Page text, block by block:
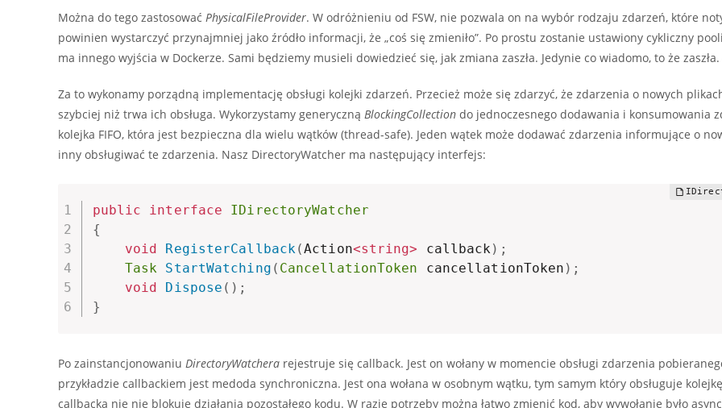
Można do tego zastosować PhysicalFileProvider. W odróżnieniu od FSW, nie pozwala on na wybór rodzaju zdarzeń, które
powinien wystarczyć przynajmniej jako źródło informacji, że „coś się zmieniło”. Po prostu zostanie ustawiony cykliczny
ma innego wyjścia w Dockerze. Sami będziemy musieli dowiedzieć się, jak zmiana zaszła. Jedynie co wiadomo, to że
Za to wykonamy porządną implementację obsługi kolejki zdarzeń. Przecież może się zdarzyć, że zdarzenia o nowych
szybciej niż trwa ich obsługa. Wykorzystamy generyczną BlockingCollection do jednoczesnego dodawania i konsumowania
kolejka FIFO, która jest bezpieczna dla wielu wątków (thread-safe). Jeden wątek może dodawać zdarzenia informujące o
inny obsługiwać te zdarzenia. Nasz DirectoryWatcher ma następujący interfejs:
public interface
IDirectoryWatcher
{
void
RegisterCallback(Action<string> callback) ;
Task StartWatching ( CancellationToken cancellationToken ) ;
void
Dispose ( ) ;
}
Po zainstancjonowaniu DirectoryWatchera rejestruje się callback. Jest on wołany w momencie obsługi zdarzenia
przykładzie callbackiem jest medoda synchroniczna. Jest ona wołana w osobnym wątku, tym samym który obsługuje
callbacka nie nie blokuje działania pozostałego kodu. W razie potrzeby można łatwo zmienić kod, aby wywołanie było